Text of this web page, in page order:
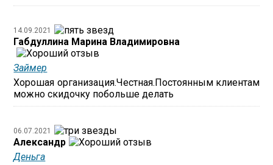
14.09.2021
Габдуллина Марина Владимировна
Займер
Хорошая организация.Честная.Постоянным клиентам
можно скидочку побольше делать
06.07.2021
Александр
Деньга